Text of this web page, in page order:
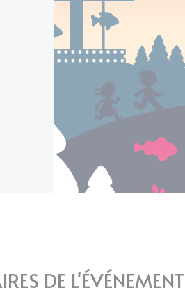
DE L'ÉVÉNEMENT